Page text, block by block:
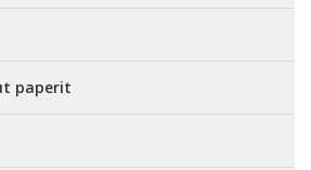
paperit